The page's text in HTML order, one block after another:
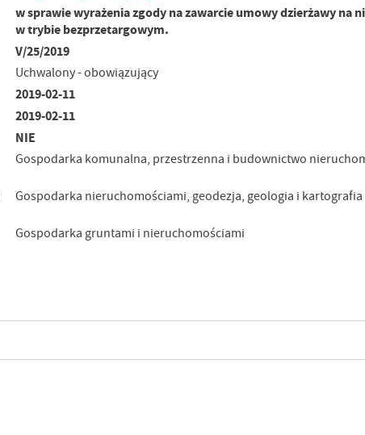
w sprawie wyrażenia zgody na zawarcie umowy dzierżawy na
w trybie bezprzetargowym.
V/25/2019
Uchwalony - obowiązujący
2019-02-11
2019-02-11
NIE
Gospodarka komunalna, przestrzenna i budownictwo
Gospodarka nieruchomościami, geodezja, geologia i kartografia
Gospodarka gruntami i nieruchomościami